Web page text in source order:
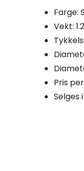
Farge:
Vekt:
Pris
Selges